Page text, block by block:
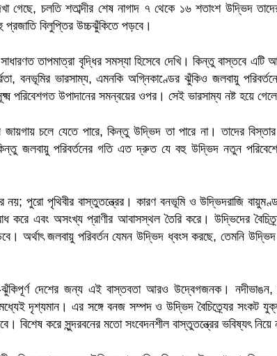
গেছে, চলতি শতাব্দীর শেষ নাগাদ ৭ থেকে ১৬ শতাংশ উদ্ভিদ
প্রজাতি বিলুপ্তির উচ্চঝুঁকিতে পড়বে।
তাপমাত্রা বৃদ্ধির সমস্যা হিসেবে দেখি। কিন্তু বাস্তবে
বনভূমির ভারসাম্য, এমনকি অগ্নিকাণ্ডের ঝুঁকিও জলবায়ু
পরিবেশগত উপাদানের সমন্বয়ের ওপর। সেই ভারসাম্য নষ্ট হয়ে
চলে যেতে পারে, কিন্তু উদ্ভিদ তা পারে না। তাদের
কিন্তু জলবায়ু পরিবর্তনের গতি এত দ্রুত যে বহু উদ্ভিদ নতুন
পুরো পৃথিবীর বাস্তুতন্ত্রের। কারণ বনভূমি ও উদ্ভিদরাজি
করে এবং অসংখ্য প্রাণীর আবাসস্থল তৈরি করে। উদ্ভিদের
অর্থাৎ জলবায়ু পরিবর্তন যেমন উদ্ভিদ ধ্বংস করছে, তেমনি
ঝুঁকিপূর্ণ দেশের জন্য এই বাস্তবতা আরও উদ্বেগজনক। নদীভাঙন,
দৃশ্যমান। এর সঙ্গে বনজ সম্পদ ও উদ্ভিদ বৈচিত্র্যের সংকট
বিশেষ করে সুন্দরবনের মতো সংবেদনশীল বাস্তুতন্ত্রের ভবিষ্যৎ